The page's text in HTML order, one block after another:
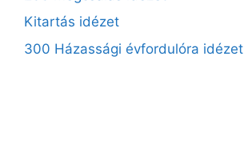
Kitartás idézet
300 Házassági évfordulóra idézet